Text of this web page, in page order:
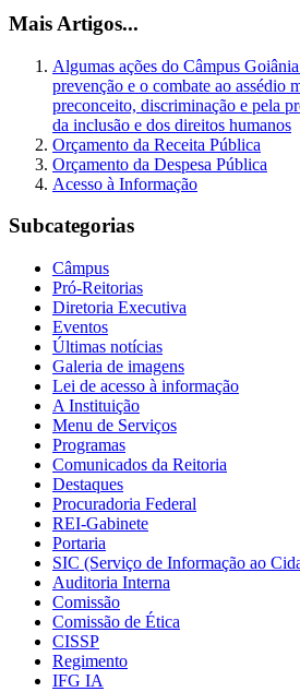
Mais Artigos...
Algumas ações do Câmpus
prevenção e o combate ao assédio
preconceito, discriminação e pela
da inclusão e dos direitos humanos
Orçamento da Receita Pública
Orçamento da Despesa Pública
Acesso à Informação
Subcategorias
Câmpus
Pró-Reitorias
Diretoria Executiva
Eventos
Últimas notícias
Galeria de imagens
Lei de acesso à informação
A Instituição
Menu de Serviços
Programas
Comunicados da Reitoria
Destaques
Procuradoria Federal
REI-Gabinete
Portaria
SIC (Serviço de Informação ao
Auditoria Interna
Comissão
Comissão de Ética
CISSP
Regimento
IFG IA